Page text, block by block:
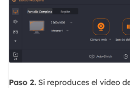
Paso 2.Si reproduces el vídeo